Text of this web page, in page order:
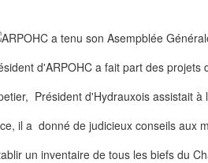
d'ARPOHC a fait part des projets
Président d'Hydrauxois assistait à
il a donné de judicieux conseils aux
un inventaire de tous les biefs du